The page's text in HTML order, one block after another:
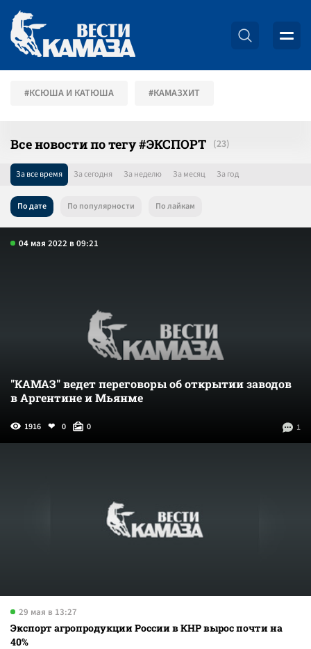
#КСЮША И КАТЮША #КАМАЗХИТ
Все новости по тегу #ЭКСПОРТ
За все время За сегодня За неделю За месяц За год
По дате По популярности По лайкам
04 мая 2022 в 09:21
"КАМАЗ" ведет переговоры об открытии заводов
в Аргентине и Мьянме
1
1916 0 0
29 мая в 13:27
Экспорт агропродукции России в КНР вырос почти на
40%